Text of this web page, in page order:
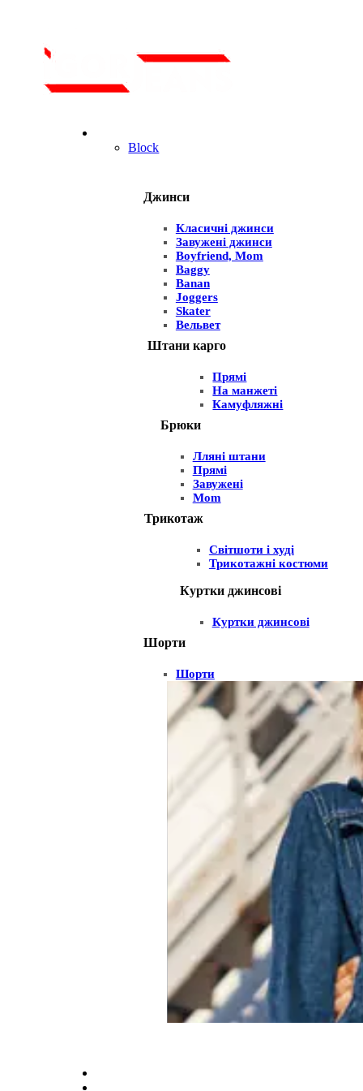
Block
Джинси
Класичні джинси
Завужені джинси
Boyfriend, Mom
Baggy
Banan
Joggers
Skater
Вельвет
Штани карго
Прямі
На манжеті
Камуфляжні
Брюки
Лляні штани
Прямі
Завужені
Mom
Трикотаж
Світшоти і худі
Трикотажні костюми
Куртки джинсові
Куртки джинсові
Шорти
Шорти